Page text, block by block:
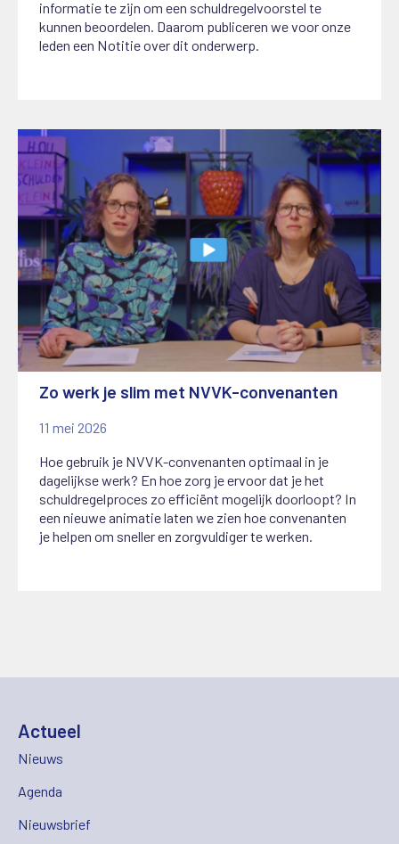
informatie te zijn om een schuldregelvoorstel te
kunnen beoordelen. Daarom publiceren we voor onze
leden een Notitie over dit onderwerp.
Zo werk je slim met NVVK-convenanten
11 mei 2026
Hoe gebruik je NVVK-convenanten optimaal in je
dagelijkse werk? En hoe zorg je ervoor dat je het
schuldregelproces zo efficiënt mogelijk doorloopt? In
een nieuwe animatie laten we zien hoe convenanten
je helpen om sneller en zorgvuldiger te werken.
Actueel
Nieuws
Agenda
Nieuwsbrief